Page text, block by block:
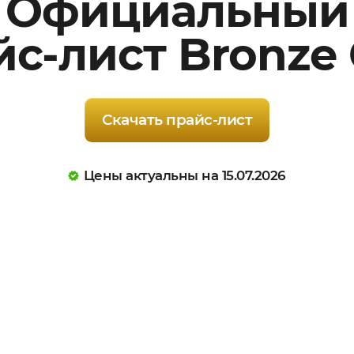
Официальный
лист Bronze
Скачать прайс-лист
Цены актуальны на 15.07.2026